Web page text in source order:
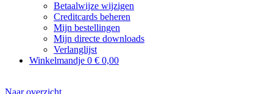
Betaalwijze wijzigen
Creditcards beheren
Mijn bestellingen
Mijn directe downloads
Verlanglijst
Winkelmandje 0 € 0,00
Naar overzicht